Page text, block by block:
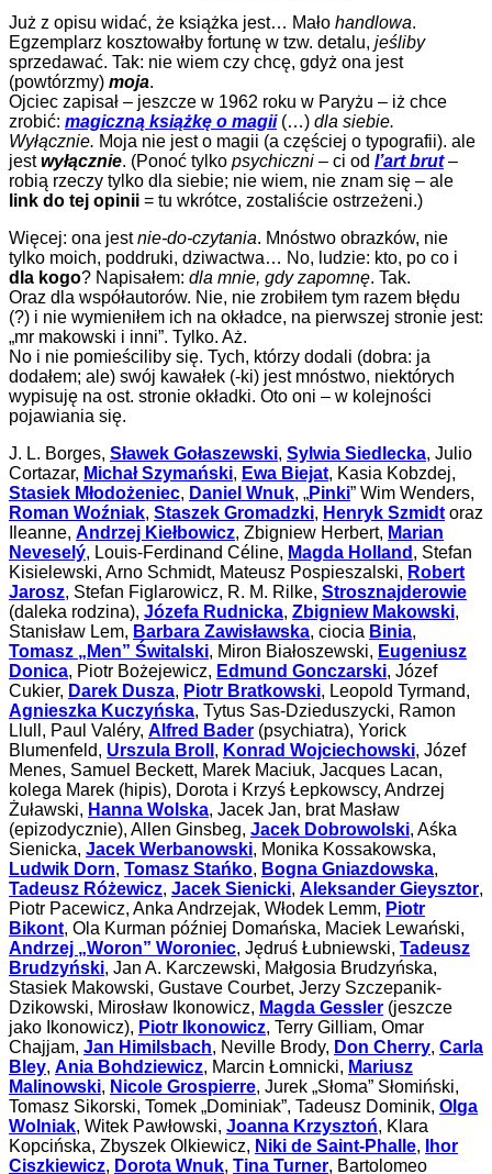
Już z opisu widać, że książka jest… Mało handlowa.
Egzemplarz kosztowałby fortunę w tzw. detalu, jeśliby
sprzedawać. Tak: nie wiem czy chcę, gdyż ona jest
(powtórzmy) moja.
Ojciec zapisał – jeszcze w 1962 roku w Paryżu – iż chce
zrobić: magiczną książkę o magii(…) dla siebie.
Wyłącznie. Moja nie jest o magii (a częściej o typografii). ale
jestwyłącznie. (Ponoć tylko psychiczni – ci od l’art brut–
robią rzeczy tylko dla siebie; nie wiem, nie znam się – ale
link do tej opinii = tu wkrótce, zostaliście ostrzeżeni.)
Więcej: ona jestnie-do-czytania. Mnóstwo obrazków, nie
tylko moich, poddruki, dziwactwa… No, ludzie: kto, po co i
dla kogo? Napisałem: dla mnie, gdy zapomnę. Tak.
Oraz dla współautorów. Nie, nie zrobiłem tym razem błędu
(?) i nie wymieniłem ich na okładce, na pierwszej stronie jest:
„mr makowski i inni”. Tylko. Aż.
No i nie pomieściliby się. Tych, którzy dodali (dobra: ja
dodałem; ale) swój kawałek (-ki) jest mnóstwo, niektórych
wypisuję na ost. stronie okładki. Oto oni – w kolejności
pojawiania się.
J. L. Borges, Sławek Gołaszewski, Sylwia Siedlecka, Julio
Cortazar, Michał Szymański, Ewa Biejat, Kasia Kobzdej,
Stasiek Młodożeniec, Daniel Wnuk, „Pinki” Wim Wenders,
Roman Woźniak, Staszek Gromadzki, Henryk Szmidt oraz
Ileanne, Andrzej Kiełbowicz, Zbigniew Herbert, Marian
Neveselý, Louis-Ferdinand Céline, Magda Holland , Stefan
Kisielewski, Arno Schmidt, Mateusz Pospieszalski, Robert
Jarosz, Stefan Figlarowicz, R. M. Rilke, Strosznajderowie
(daleka rodzina), Józefa Rudnicka, Zbigniew Makowski,
Stanisław Lem, Barbara Zawisławska, ciocia Binia,
Tomasz „Men” Świtalski, Miron Białoszewski, Eugeniusz
Donica, Piotr Bożejewicz, Edmund Gonczarski, Józef
Cukier, Darek Dusza, Piotr Bratkowski, Leopold Tyrmand,
Agnieszka Kuczyńska, Tytus Sas-Dzieduszycki, Ramon
Llull, Paul Valéry, Alfred Bader (psychiatra), Yorick
Blumenfeld, Urszula Broll , Konrad Wojciechowski, Józef
Menes, Samuel Beckett, Marek Maciuk, Jacques Lacan,
kolega Marek (hipis), Dorota i Krzyś Łepkowscy, Andrzej
Żuławski, Hanna Wolska, Jacek Jan, brat Masław
(epizodycznie), Allen Ginsbeg, Jacek Dobrowolski, Aśka
Sienicka, Jacek Werbanowski, Monika Kossakowska,
Ludwik Dorn, Tomasz Stańko, Bogna Gniazdowska,
Tadeusz Różewicz, Jacek Sienicki, Aleksander Gieysztor,
Piotr Pacewicz, Anka Andrzejak, Włodek Lemm, Piotr
Bikont, Ola Kurman później Domańska, Maciek Lewański,
Andrzej „Woron” Woroniec, Jędruś Łubniewski, Tadeusz
Brudzyński, Jan A. Karczewski, Małgosia Brudzyńska,
Stasiek Makowski, Gustave Courbet, Jerzy Szczepanik-
Dzikowski, Mirosław Ikonowicz, Magda Gessler (jeszcze
jako Ikonowicz), Piotr Ikonowicz, Terry Gilliam, Omar
Chajjam, Jan Himilsbach, Neville Brody, Don Cherry, Carla
Bley, Ania Bohdziewicz, Marcin Łomnicki, Mariusz
Malinowski, Nicole Grospierre, Jurek „Słoma” Słomiński,
Tomasz Sikorski, Tomek „Dominiak”, Tadeusz Dominik, Olga
Wolniak, Witek Pawłowski, Joanna Krzysztoń, Klara
Kopcińska, Zbyszek Olkiewicz, Niki de Saint-Phalle,
Ihor
Ciszkiewicz, Dorota Wnuk, Tina Turner, Bartolomeo